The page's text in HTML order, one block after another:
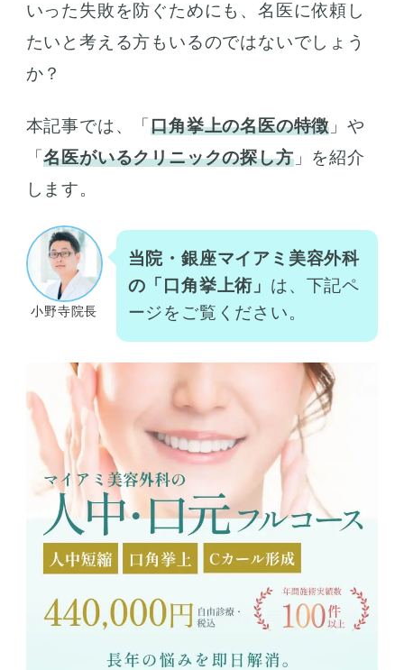
いった失敗を防ぐためにも、名医に依頼し
たいと考える方もいるのではないでしょう
か？
本記事では、「口角挙上の名医の特徴 」や
「名医がいるクリニックの探し方」を紹介
します。
小野寺院長
当院・銀座マイアミ美容外科
の「口角挙上術」 は、下記ペ
ージをご覧ください。